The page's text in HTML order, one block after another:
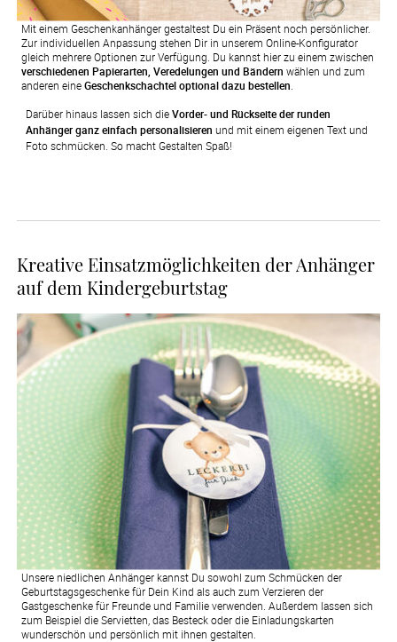
Mit einem Geschenkanhänger gestaltest Du ein Präsent noch persönlicher.
Zur individuellen Anpassung stehen Dir in unserem Online-Konfigurator
gleich mehrere Optionen zur Verfügung. Du kannst hier zu einem zwischen
verschiedenen Papierarten, Veredelungen und Bändern wählen und zum
anderen eineGeschenkschachtel optional dazu bestellen
Darüber hinaus lassen sich die Vorder- und Rückseite der runden
Anhänger ganz einfach personalisieren und mit einem eigenen Text und
Foto schmücken. So macht Gestalten Spaß!
Kreative Einsatzmöglichkeiten der Anhänger
auf dem Kindergeburtstag
Unsere niedlichen Anhänger kannst Du sowohl zum Schmücken der
Geburtstagsgeschenke für Dein Kind als auch zum Verzieren der
Gastgeschenke für Freunde und Familie verwenden. Außerdem lassen sich
zum Beispiel die Servietten, das Besteck oder die Einladungskarten
wunderschön und persönlich mit ihnen gestalten.